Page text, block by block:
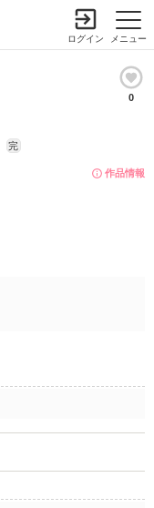
メニュー
ログイン
0
作品情報
完